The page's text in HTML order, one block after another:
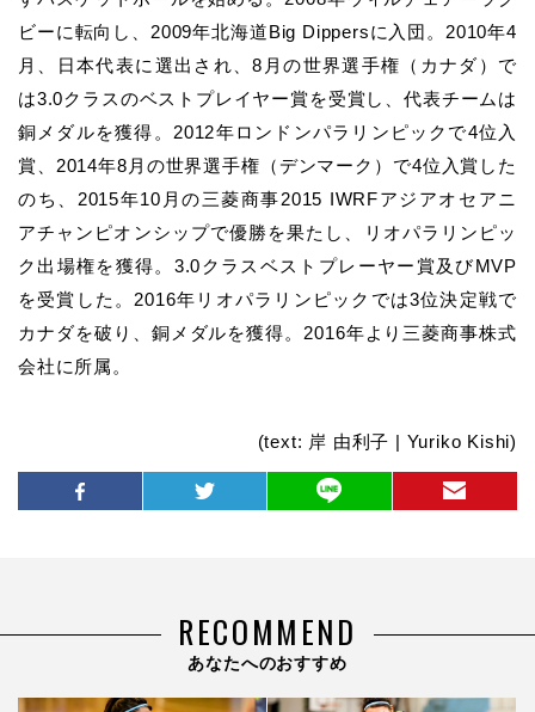
ビーに転向し、2009年北海道Big Dippersに入団。2010年4
月、日本代表に選出され、8月の世界選手権（カナダ）で
は3.0クラスのベストプレイヤー賞を受賞し、代表チームは
銅メダルを獲得。2012年ロンドンパラリンピックで4位入
賞、2014年8月の世界選手権（デンマーク）で4位入賞した
のち、2015年10月の三菱商事2015 IWRFアジアオセアニ
アチャンピオンシップで優勝を果たし、リオパラリンピッ
ク出場権を獲得。3.0クラスベストプレーヤー賞及びMVP
を受賞した。2016年リオパラリンピックでは3位決定戦で
カナダを破り、銅メダルを獲得。2016年より三菱商事株式
会社に所属。
(text: 岸 由利子 | Yuriko Kishi)
RECOMMEND
あなたへのおすすめ